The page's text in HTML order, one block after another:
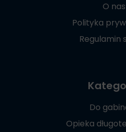
O nas
Polityka
Regulamin
Do
Opieka